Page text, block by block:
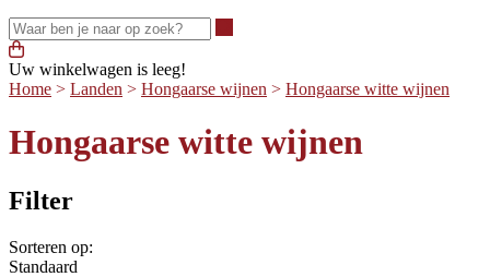
Uw winkelwagen is leeg!
Home > Landen > Hongaarse wijnen > Hongaarse witte wijnen
Hongaarse witte wijnen
Filter
Sorteren op:
Standaard